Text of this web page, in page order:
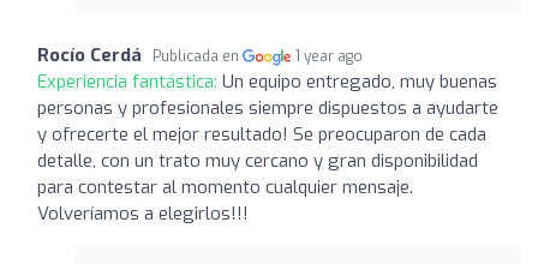
Rocío Cerdá Publicada en 1 year ago
Experiencia fantástica: Un equipo entregado, muy buenas
personas y profesionales siempre dispuestos a ayudarte
y ofrecerte el mejor resultado! Se preocuparon de cada
detalle, con un trato muy cercano y gran disponibilidad
para contestar al momento cualquier mensaje.
Volveríamos a elegirlos!!!